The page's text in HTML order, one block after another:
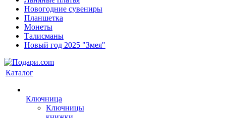
Новогодние сувениры
Планшетка
Монеты
Талисманы
Новый год 2025 "Змея"
Каталог
Ключница
Ключницы